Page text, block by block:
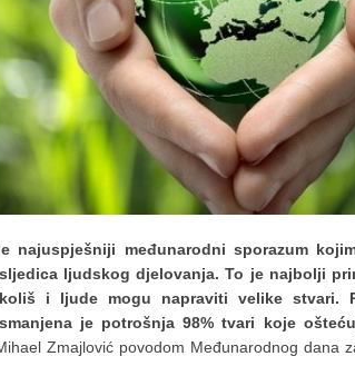
najuspješniji međunarodni sporazum
ljudskog djelovanja. To je najbolji
i ljude mogu napraviti velike stvari.
je potrošnja 98% tvari koje
Zmajlović povodom Međunarodnog dana